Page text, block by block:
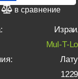
в сравнение
Mul-T-